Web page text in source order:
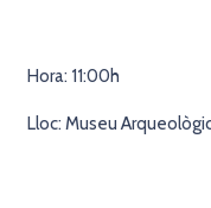
Hora: 11:00h
Lloc: Museu